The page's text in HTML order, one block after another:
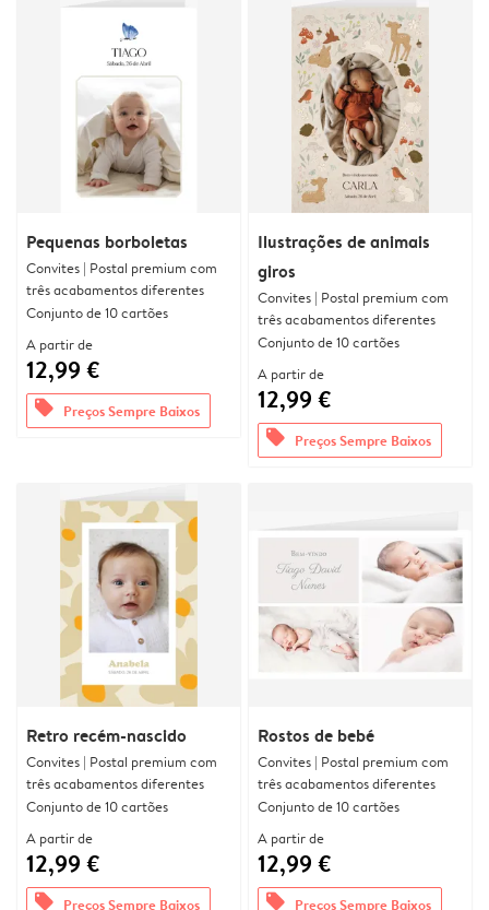
Pequenas borboletas
Convites | Postal premium com
três acabamentos diferentes
Conjunto de 10 cartões
A partir de
12,99 €
offers Preços Sempre Baixos
Ilustrações de animais
giros
Convites | Postal premium com
três acabamentos diferentes
Conjunto de 10 cartões
A partir de
12,99 €
offers Preços Sempre Baixos
Retro recém-nascido
Convites | Postal premium com
três acabamentos diferentes
Conjunto de 10 cartões
A partir de
12,99 €
offers Preços Sempre Baixos
Rostos de bebé
Convites | Postal premium com
três acabamentos diferentes
Conjunto de 10 cartões
A partir de
12,99 €
offers Preços Sempre Baixos